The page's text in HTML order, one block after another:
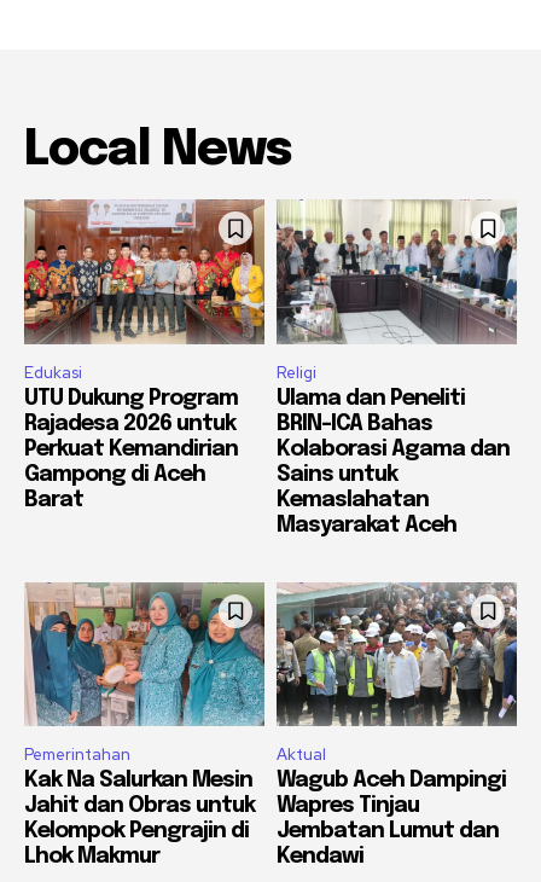
Local News
Edukasi
UTU Dukung Program
Rajadesa 2026 untuk
Perkuat Kemandirian
Gampong di Aceh
Barat
Religi
Ulama dan Peneliti
BRIN-ICA Bahas
Kolaborasi Agama dan
Sains untuk
Kemaslahatan
Masyarakat Aceh
Pemerintahan
Kak Na Salurkan Mesin
Jahit dan Obras untuk
Kelompok Pengrajin di
Lhok Makmur
Aktual
Wagub Aceh Dampingi
Wapres Tinjau
Jembatan Lumut dan
Kendawi